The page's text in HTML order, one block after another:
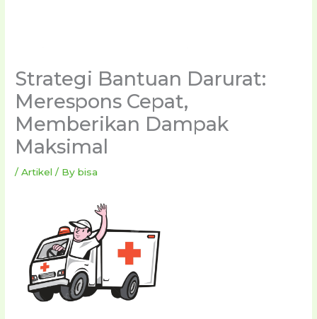
Strategi Bantuan Darurat:
Merespons Cepat,
Memberikan Dampak
Maksimal
/Artikel / Bybisa